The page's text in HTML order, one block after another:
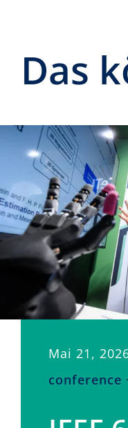
Das
Mai 21,
conference